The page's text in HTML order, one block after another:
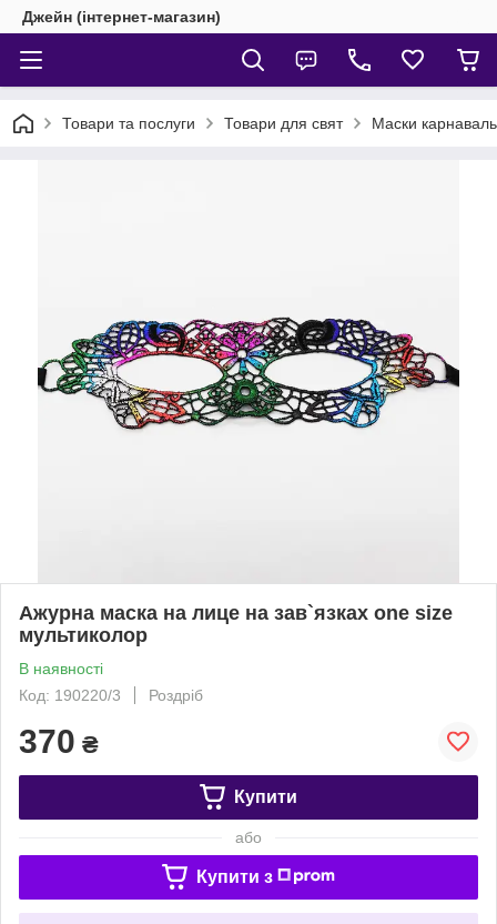
Джейн (інтернет-магазин)
Товари та послуги Товари для свят Маски
Ажурна маска на лице на зав`язках one size
мультиколор
В наявності
Код: 190220/3
Роздріб
370 ₴
Купити
або
Купити з